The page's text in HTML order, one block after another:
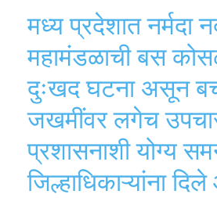
मध्य प्रदेशात नर्मदा
महामंडळाची बस
दुःखद घटना असून
जखमींवर लगेच
प्रशासनाशी योग्य
जिल्हाधिकाऱ्यांना